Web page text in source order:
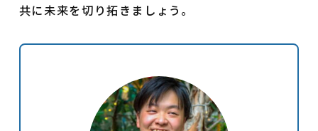
共に未来を切り拓きましょう。